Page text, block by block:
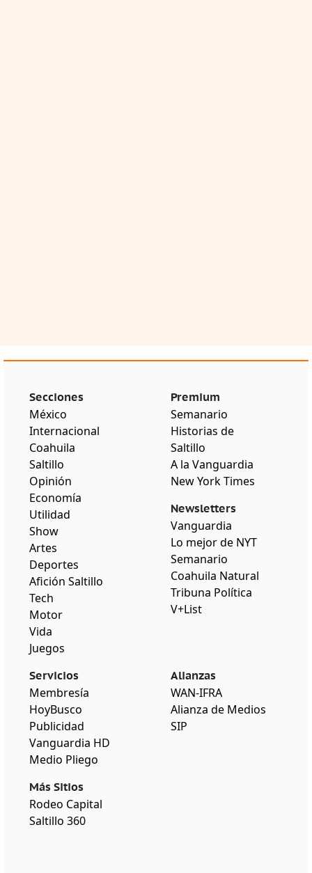
Secciones
México
Internacional
Coahuila
Saltillo
Opinión
Economía
Utilidad
Show
Artes
Deportes
Afición Saltillo
Tech
Motor
Vida
Juegos
Premium
Semanario
Historias de
Saltillo
A la Vanguardia
New York Times
Newsletters
Vanguardia
Lo mejor de NYT
Semanario
Coahuila Natural
Tribuna Política
V+List
Servicios
Membresía
HoyBusco
Publicidad
Vanguardia HD
Medio Pliego
Más Sitios
Rodeo Capital
Saltillo 360
Alianzas
WAN-IFRA
Alianza de Medios
SIP